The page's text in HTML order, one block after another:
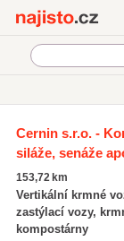
břidlicové dlažby(7)
břidlice obklady
břidlice(14)
Cernin s.r.o. -
siláže, senáže
153,72 km
Vertikální krmné
zastýlací vozy,
kompostárny